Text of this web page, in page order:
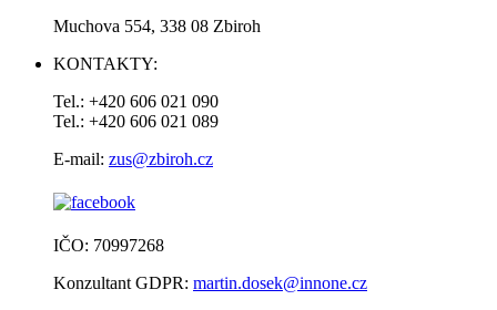
Muchova 554, 338 08 Zbiroh
KONTAKTY:
Tel.: +420 606 021 090
Tel.: +420 606 021 089
E-mail: zus@zbiroh.cz
IČO: 70997268
Konzultant GDPR: martin.dosek@innone.cz